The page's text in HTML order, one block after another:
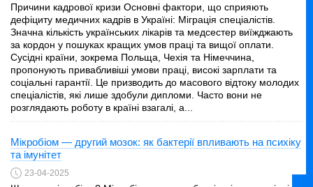
Причини кадрової кризи Основні фактори, що сприяють
дефіциту медичних кадрів в Україні: Міграція спеціалістів.
Значна кількість українських лікарів та медсестер виїжджають
за кордон у пошуках кращих умов праці та вищої оплати.
Сусідні країни, зокрема Польща, Чехія та Німеччина,
пропонують привабливіші умови праці, високі зарплати та
соціальні гарантії. Це призводить до масового відтоку молодих
спеціалістів, які лише здобули дипломи. Часто вони не
розглядають роботу в країні взагалі, а...
Мікробіом — другий мозок: як бактерії впливають на психіку
та імунітет
23-04-2025